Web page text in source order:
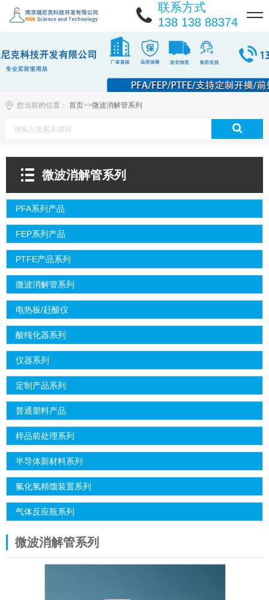
联系方式
138 138 88374
您当前的位置： 首页>>微波消解管系列
微波消解管系列
PFA系列产品
FEP系列产品
PTFE产品系列
微波消解管系列
电热板/赶酸仪
酸纯化器系列
仪器系列
定制产品系列
普通塑料产品
样品前处理系列
半导体新材料系列
氟化氢精馏装置系列
气体反应瓶系列
微波消解管系列